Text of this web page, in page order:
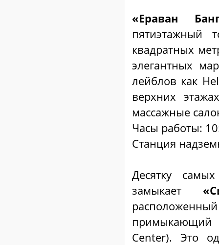
«Ераван
пятиэтажный
квадратных
элегантных
лейблов как
верхних
массажные
Часы работы:
Станция
Десятку
замыкает
примыкающий
Center). Это